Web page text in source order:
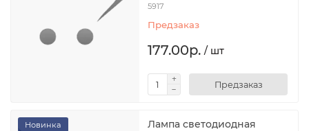
5917
Предзаказ
177.00р. / шт
Предзаказ
Новинка
Лампа светодиодная